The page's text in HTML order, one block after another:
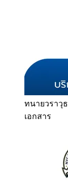
ทนายวราวุธ
เอกสาร